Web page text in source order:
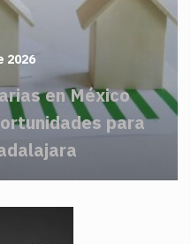
2026
en México
para